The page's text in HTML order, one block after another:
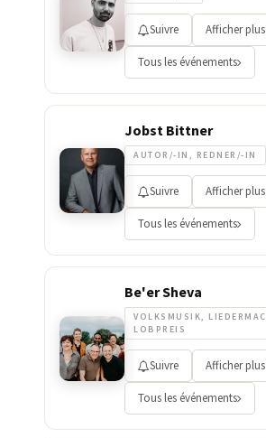
Suivre Afficher plus
Tous les événements
Jobst Bittner
AUTOR/-IN, REDNER/-IN
Suivre Afficher plus
Tous les événements
Be'er Sheva
VOLKSMUSIK,
LOBPREIS
Suivre Afficher plus
Tous les événements